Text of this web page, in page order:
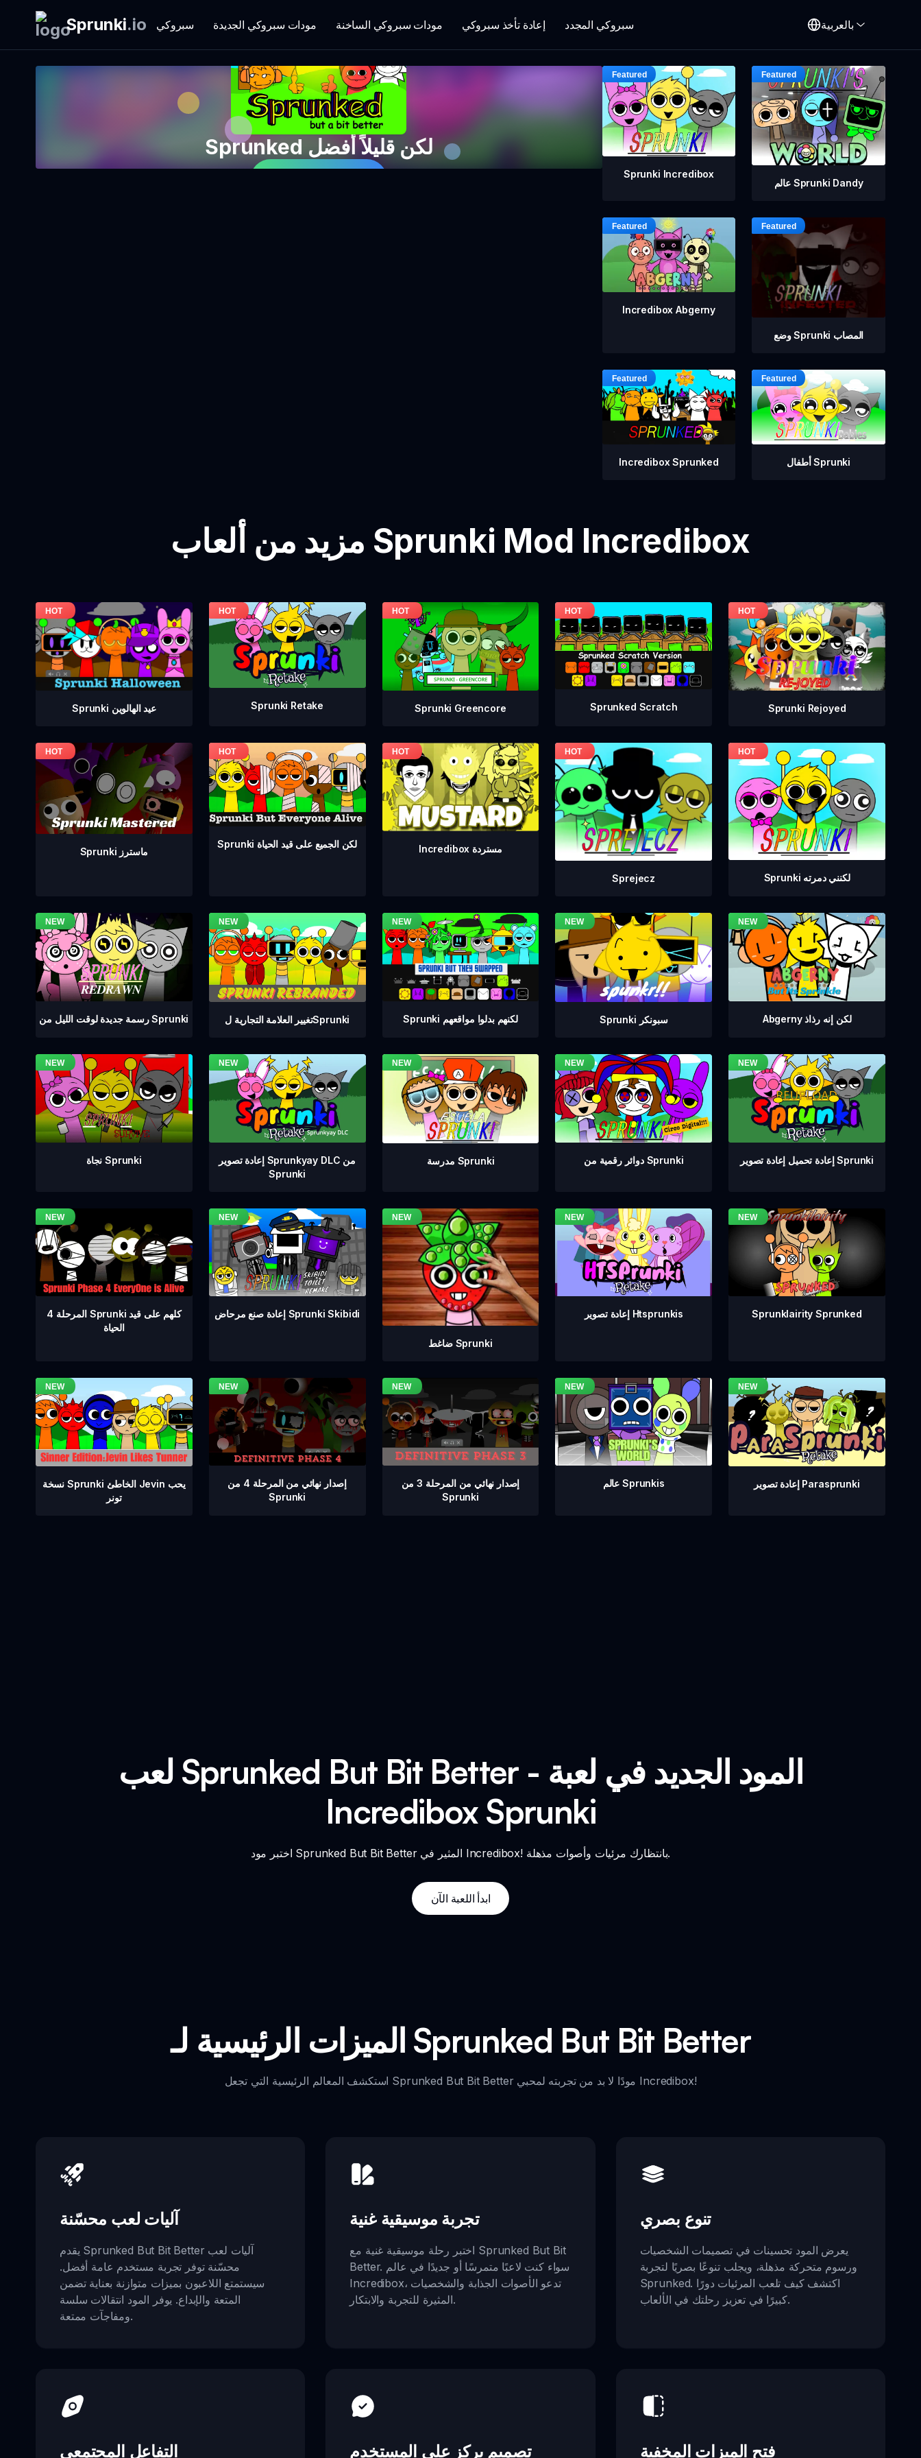
Sprunki.io سبروكي مودات سبروكي الجديدة مودات سبروكي الساخنة إعادة تأخذ سبروكي سبروكي المجدد بالعربية
Sprunked لكن قليلاً أفضل
Sprunki Incredibox
عالم Sprunki Dandy
Incredibox Abgerny
وضع Sprunki المصاب
Incredibox Sprunked أطفال Sprunki
مزيد من ألعاب Sprunki Mod Incredibox
Sprunki عيد الهالوين Sprunki Retake Sprunki Greencore Sprunked Scratch Sprunki Rejoyed
Sprunki ماسترز
Sprunki لكن الجميع على قيد الحياة Incredibox مستردة
Sprejecz Sprunki لكنني دمرته
رسمة جديدة لوقت الليل من Sprunki تغيير العلامة التجارية لSprunki Sprunki لكنهم بدلوا مواقعهم Sprunki سبونكر Abgerny لكن إنه رذاذ
نجاة Sprunki
إعادة تصوير Sprunkyay DLC من
Sprunki
مدرسة Sprunki دوائر رقمية من Sprunki إعادة تحميل إعادة تصوير Sprunki
المرحلة 4 Sprunki كلهم على قيد
الحياة
إعادة صنع مرحاض Sprunki Skibidi
ضاغط Sprunki
إعادة تصوير Htsprunkis Sprunklairity Sprunked
نسخة Sprunki الخاطئ Jevin يحب
تونر
إصدار نهائي من المرحلة 4 من
Sprunki
إصدار نهائي من المرحلة 3 من
Sprunki
عالم Sprunkis إعادة تصوير Parasprunki
لعب Sprunked But Bit Better - المود الجديد في لعبة
Incredibox Sprunki
اختبر مود Sprunked But Bit Better المثير في Incredibox! بانتظارك مرئيات وأصوات مذهلة.
ابدأ اللعبة الآن
الميزات الرئيسية لـ Sprunked But Bit Better
استكشف المعالم الرئيسية التي تجعل Sprunked But Bit Better مودًا لا بد من تجربته لمحبي Incredibox!
آليات لعب محسّنة
يقدم Sprunked But Bit Better آليات لعب
محسّنة توفر تجربة مستخدم عامة أفضل.
سيستمتع اللاعبون بميزات متوازنة بعناية تضمن
المتعة والإبداع. يوفر المود انتقالات سلسة
ومفاجآت ممتعة.
تجربة موسيقية غنية
اختبر رحلة موسيقية غنية مع Sprunked But Bit
Better. سواء كنت لاعبًا متمرسًا أو جديدًا في عالم
Incredibox، تدعو الأصوات الجذابة والشخصيات
المثيرة للتجربة والابتكار.
تنوع بصري
يعرض المود تحسينات في تصميمات الشخصيات
ورسوم متحركة مذهلة، ويجلب تنوعًا بصريًا لتجربة
Sprunked. اكتشف كيف تلعب المرئيات دورًا
كبيرًا في تعزيز رحلتك في الألعاب.
التفاعل المجتمعي تصميم يركز على المستخدم فتح الميزات المخفية